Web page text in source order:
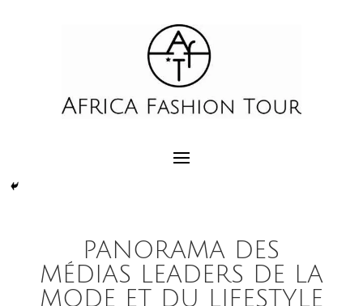
PANORAMA DES
MÉDIAS LEADERS DE LA
MODE ET DU LIFESTYLE